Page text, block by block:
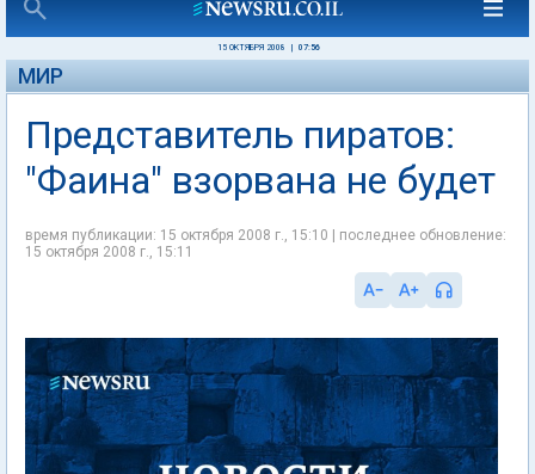
15 ОКТЯБРЯ 2008 07:56
МИР
Представитель пиратов:
"Фаина" взорвана не будет
время публикации: 15 октября 2008 г., 15:10 | последнее обновление:
15 октября 2008 г., 15:11